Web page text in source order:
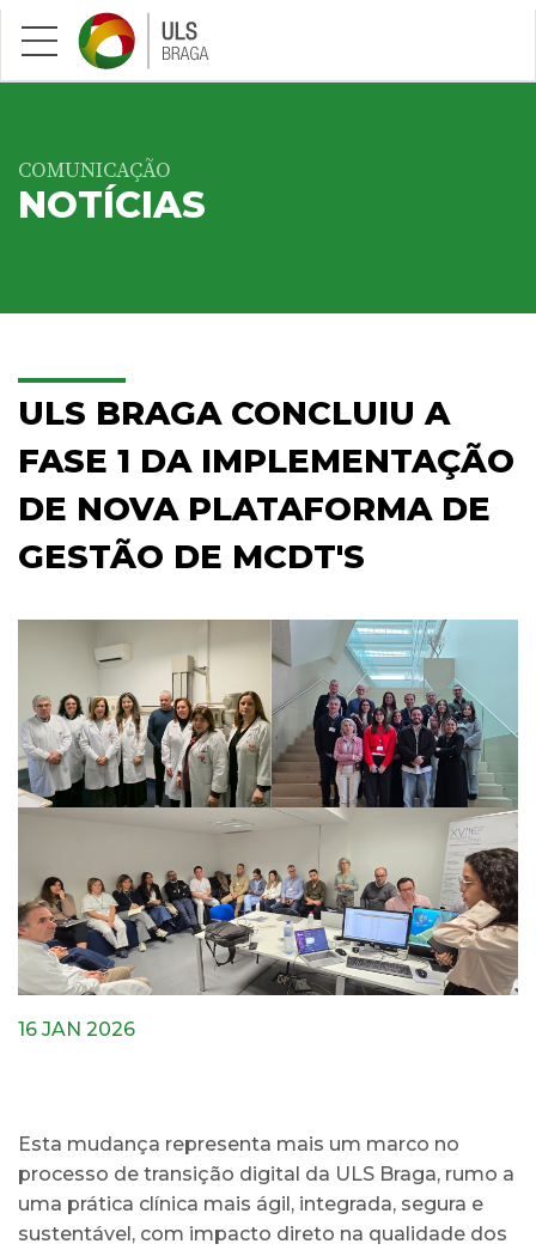
Saltar para conteúdo principal
COMUNICAÇÃO
NOTÍCIAS
ULS BRAGA CONCLUIU A
FASE 1 DA IMPLEMENTAÇÃO
DE NOVA PLATAFORMA DE
GESTÃO DE MCDT'S
16 JAN 2026
Esta mudança representa mais um marco no
processo de transição digital da ULS Braga, rumo a
uma prática clínica mais ágil, integrada, segura e
sustentável, com impacto direto na qualidade dos